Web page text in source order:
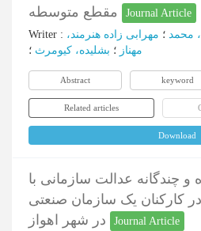
Journal Article
Writer : محمد ؛ مهرابی زاده هنرمند،
مهناز ؛ بشلیده، کیومرث ؛
Abstract keyword
Related articles
Download
چندگانه عدالت سازمانی با
کارکنان یک سازمان صنعتی
Journal Article